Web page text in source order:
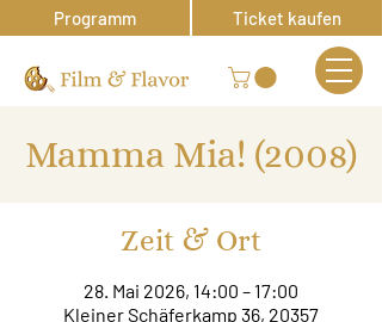
Programm Ticket kaufen
Mamma Mia! (2008)
Zeit & Ort
28. Mai 2026, 14:00 – 17:00
Kleiner Schäferkamp 36, 20357